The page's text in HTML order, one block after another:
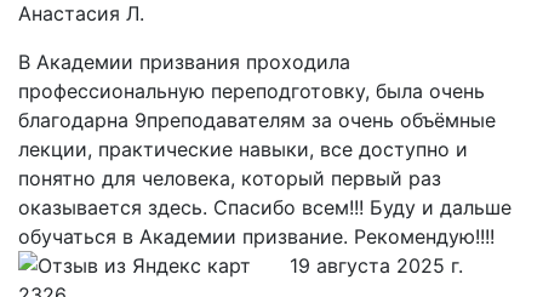
Анастасия Л.
В Академии призвания проходила
профессиональную переподготовку, была очень
благодарна 9преподавателям за очень объёмные
лекции, практические навыки, все доступно и
понятно для человека, который первый раз
оказывается здесь. Спасибо всем!!! Буду и дальше
обучаться в Академии призвание. Рекомендую!!!!
19 августа 2025 г.